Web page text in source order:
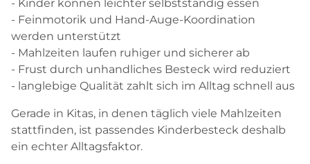
- Kinder können leichter selbstständig essen
- Feinmotorik und Hand-Auge-Koordination
werden unterstützt
- Mahlzeiten laufen ruhiger und sicherer ab
- Frust durch unhandliches Besteck wird reduziert
- langlebige Qualität zahlt sich im Alltag schnell aus
Gerade in Kitas, in denen täglich viele Mahlzeiten
stattfinden, ist passendes Kinderbesteck deshalb
ein echter Alltagsfaktor.